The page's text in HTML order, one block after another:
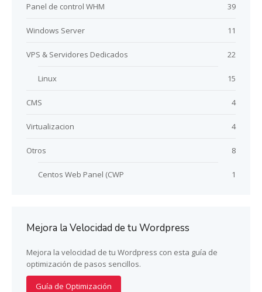
Panel de control WHM 39
Windows Server 11
VPS & Servidores Dedicados 22
Linux 15
CMS 4
Virtualizacion 4
Otros 8
Centos Web Panel (CWP 1
Mejora la Velocidad de tu Wordpress
Mejora la velocidad de tu Wordpress con esta guía de
optimización de pasos sencillos.
Guía de Optimización